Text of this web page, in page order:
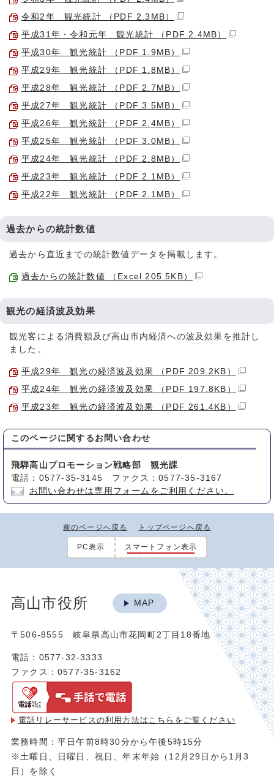
令和2年 観光統計 （PDF 2.3MB）
平成31年・令和元年 観光統計 （PDF 2.4MB）
平成30年 観光統計 （PDF 1.9MB）
平成29年 観光統計 （PDF 1.8MB）
平成28年 観光統計 （PDF 2.7MB）
平成27年 観光統計 （PDF 3.5MB）
平成26年 観光統計 （PDF 2.4MB）
平成25年 観光統計 （PDF 3.0MB）
平成24年 観光統計 （PDF 2.8MB）
平成23年 観光統計 （PDF 2.1MB）
平成22年 観光統計 （PDF 2.1MB）
過去からの統計数値
過去から直近までの統計数値データを掲載します。
過去からの統計数値 （Excel 205.5KB）
観光の経済波及効果
観光客による消費額及び高山市内経済への波及効果を推計し
ました。
平成29年 観光の経済波及効果 （PDF 209.2KB）
平成24年 観光の経済波及効果 （PDF 197.8KB）
平成23年 観光の経済波及効果 （PDF 261.4KB）
このページに関する お問い合わせ
飛騨高山プロモーション戦略部 観光課
電話：0577-35-3145 ファクス：0577-35-3167
お問い合わせは専用フォームをご利用ください。
前のページへ戻る トップページへ戻る
PC表示 スマートフォン表示
高山市役所 MAP
〒506-8555 岐阜県高山市花岡町2丁目18番地
電話：0577-32-3333
ファクス：0577-35-3162
電話リレーサービスの利用方法は こちらをご覧ください
業務時間：平日午前8時30分から午後5時15分
※土曜日、日曜日、祝日、年末年始（12月29日から1月3
日）を除く